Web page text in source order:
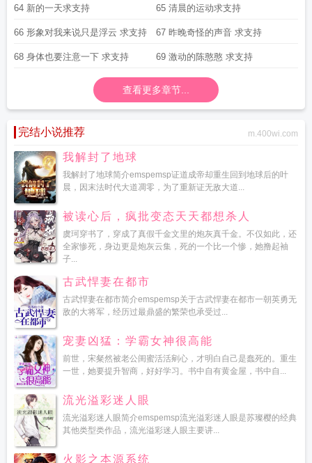
票
64 新的一天求支持 65 清晨的运动求支持
66 形象对我来说只是浮云 求支持 67 昨晚奇怪的声音 求支持
68 身体也要注意一下 求支持 69 激动的陈憨憨 求支持
查看更多章节...
完结小说推荐 m.400wi.com
我解封了地球
我解封了地球简介emspemsp证道成帝却重生回到地球后的叶
晨，因末法时代大道凋零，为了重新证无敌大道...
被读心后，疯批变态天天都想杀人
虞珂穿书了，穿成了真假千金文里的炮灰真千金。不仅如此，还
全家惨死，身边更是炮灰云集，死的一个比一个惨，她撸起袖
子...
古武悍妻在都市
古武悍妻在都市简介emspemsp关于古武悍妻在都市一朝英勇无
敌的大将军，经历过最鼎盛的繁荣也承受过...
宠妻凶猛：学霸女神很高能
前世，宋粲然被老公闺蜜活活剜心，才明白自己是蠢死的。重生
一世，她要提升智商，好好学习。书中自有黄金屋，书中自...
流光溢彩迷人眼
流光溢彩迷人眼简介emspemsp流光溢彩迷人眼是苏璨樱的经典
其他类型类作品，流光溢彩迷人眼主要讲...
火影之本源系统